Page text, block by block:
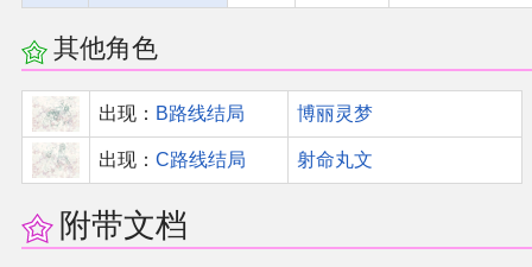
其他角色
出现： B路线结局 博丽灵梦
出现： C路线结局 射命丸文
附带文档